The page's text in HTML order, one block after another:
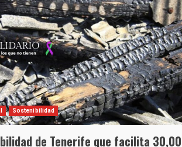
Sostenibilidad
de Tenerife que facilita